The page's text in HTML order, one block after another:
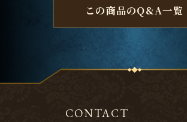
この商品のQ&A一覧
CONTACT